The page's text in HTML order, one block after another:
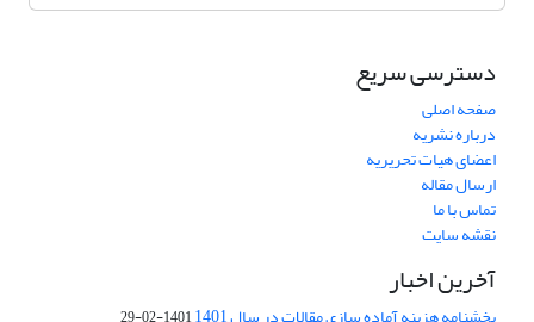
دسترسی سریع
صفحه اصلی
درباره نشریه
اعضای هیات تحریریه
ارسال مقاله
تماس با ما
نقشه سایت
آخرین اخبار